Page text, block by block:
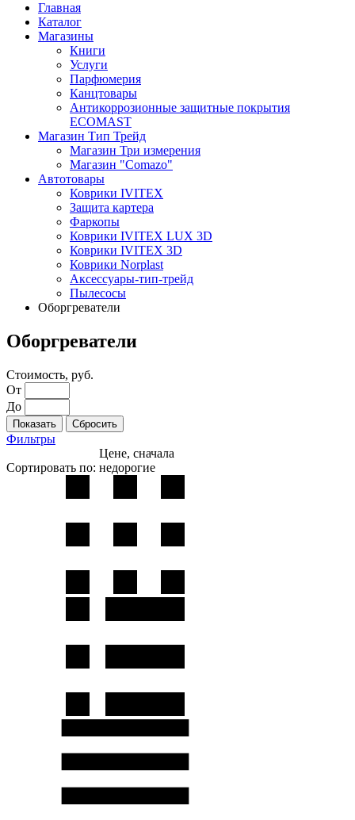
Главная
Каталог
Магазины
Книги
Услуги
Парфюмерия
Канцтовары
Антикоррозионные защитные покрытия
ECOMAST
Магазин Тип Трейд
Магазин Три измерения
Магазин "Comazo"
Автотовары
Коврики IVITEX
Защита картера
Фаркопы
Коврики IVITEX LUX 3D
Коврики IVITEX 3D
Коврики Norplast
Аксессуары-тип-трейд
Пылесосы
Оборгреватели
Оборгреватели
Стоимость, руб.
От
До
Фильтры
Сортировать по:
Цене, сначала
недорогие